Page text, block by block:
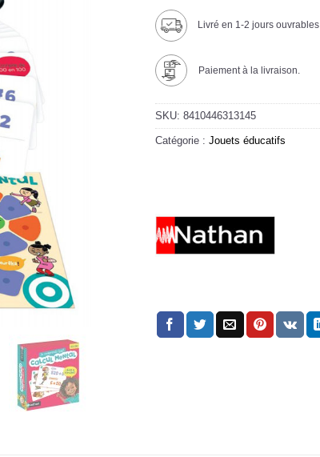
Livré en 1-2 jours ouvrables
Paiement à la livraison.
SKU: 8410446313145
Catégorie : Jouets éducatifs